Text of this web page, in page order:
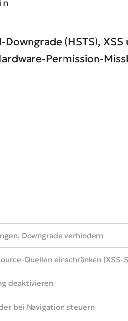
(HSTS),
Permission-
Downgrade verhindern
Quellen einschränken (XSS-
deaktivieren
bei Navigation steuern